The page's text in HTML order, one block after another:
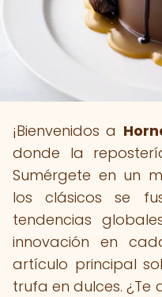
¡Bienvenidos a
donde la
Sumérgete en un
los clásicos se
tendencias
innovación en
artículo principal
trufa en dulces. ¿Te